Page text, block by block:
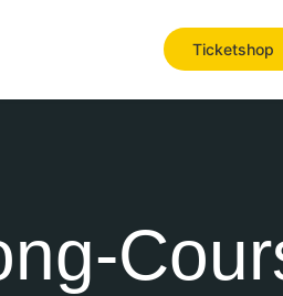
Ticketshop